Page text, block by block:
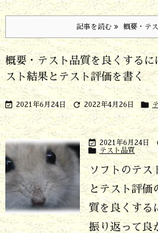
記事を読む 概要・テ
概要・テスト品質を良くする
スト結果とテスト評価を書く
 2021年6月24日  2022年4月26日 
 2021年6月24日
 テスト品質
ソフトのテス
とテスト評価
質を良くする
振り返って良